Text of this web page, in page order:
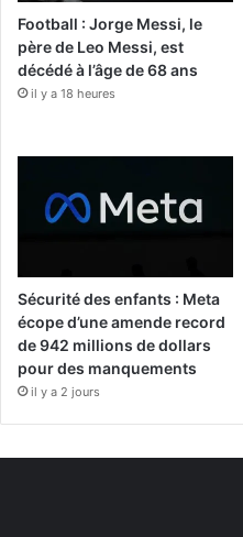
Football : Jorge Messi, le
père de Leo Messi, est
décédé à l’âge de 68 ans
il y a 18 heures
Sécurité des enfants : Meta
écope d’une amende record
de 942 millions de dollars
pour des manquements
il y a 2 jours